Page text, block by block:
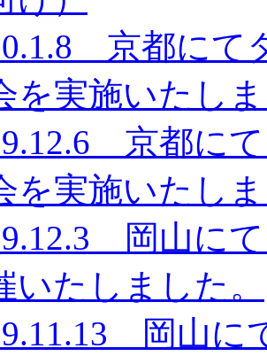
京都にて
を実施いたし
京都に
を実施いたし
岡山に
いたしました。
岡山に